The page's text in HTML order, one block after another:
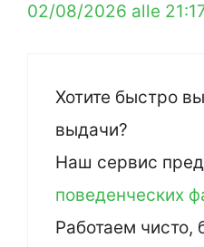
02/08/2026 alle
Хотите быстро
выдачи?
Наш сервис
поведенческих
Работаем чисто,